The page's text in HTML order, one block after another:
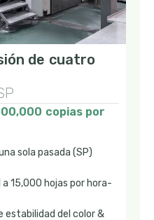
de cuatro
copias por
sola pasada (SP)
15,000 hojas por hora-
estabilidad del color &